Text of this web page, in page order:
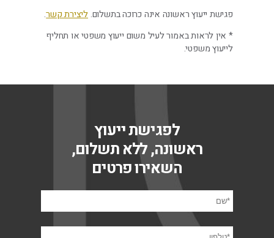
פגישת ייעוץ ראשונה אינה כרוכה בתשלום. ליצירת קשר.
* אין לראות באמור לעיל משום ייעוץ משפטי או תחליף
לייעוץ משפטי.
לפגישת ייעוץ
ראשונה, ללא תשלום,
השאירו פרטים